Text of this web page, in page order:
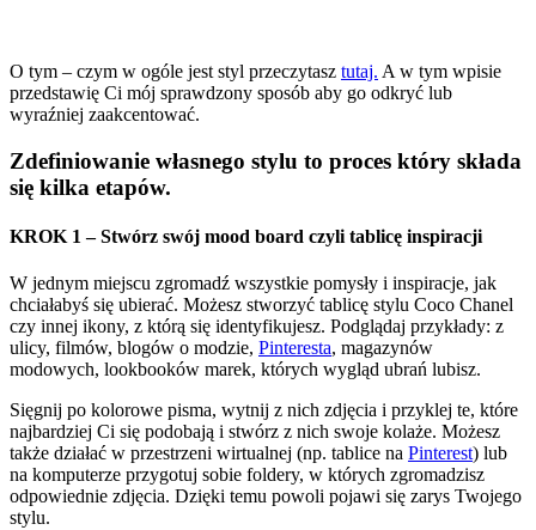
O tym – czym w ogóle jest styl przeczytasz tutaj. A w tym wpisie
przedstawię Ci mój sprawdzony sposób aby go odkryć lub
wyraźniej zaakcentować.
Zdefiniowanie własnego stylu to proces który składa
się kilka etapów.
KROK 1 – Stwórz swój mood board czyli tablicę inspiracji
W jednym miejscu zgromadź wszystkie pomysły i inspiracje, jak
chciałabyś się ubierać. Możesz stworzyć tablicę stylu Coco Chanel
czy innej ikony, z którą się identyfikujesz. Podglądaj przykłady: z
ulicy, filmów, blogów o modzie, Pinteresta, magazynów
modowych, lookbooków marek, których wygląd ubrań lubisz.
Sięgnij po kolorowe pisma, wytnij z nich zdjęcia i przyklej te, które
najbardziej Ci się podobają i stwórz z nich swoje kolaże. Możesz
także działać w przestrzeni wirtualnej (np. tablice na Pinterest) lub
na komputerze przygotuj sobie foldery, w których zgromadzisz
odpowiednie zdjęcia. Dzięki temu powoli pojawi się zarys Twojego
stylu.